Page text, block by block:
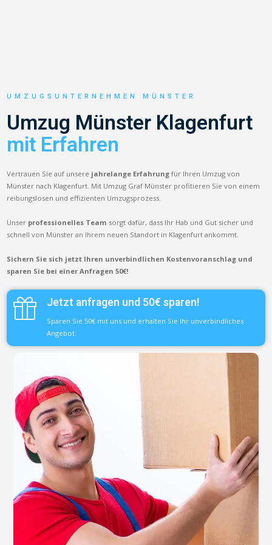
UMZUGSUNTERNEHMEN MÜNSTER
Umzug Münster Klagenfurt
mit Erfahren
Vertrauen Sie auf unsere jahrelange Erfahrung für Ihren Umzug von
Münster nach Klagenfurt. Mit Umzug Graf Münster profitieren Sie von einem
reibungslosen und effizienten Umzugsprozess.
Unser professionelles Team sorgt dafür, dass Ihr Hab und Gut sicher und
schnell von Münster an Ihrem neuen Standort in Klagenfurt ankommt.
Sichern Sie sich jetzt Ihren unverbindlichen Kostenvoranschlag und
sparen Sie bei einer Anfragen 50€!
Jetzt anfragen und 50€ sparen!
Sparen Sie 50€ mit uns und erhalten Sie Ihr unverbindliches
Angebot.